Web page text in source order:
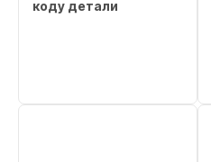
коду детали